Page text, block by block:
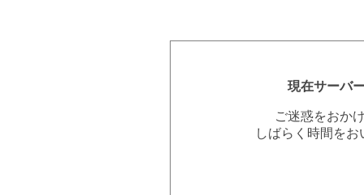
現在サーバ
ご迷惑をおか
しばらく時間を